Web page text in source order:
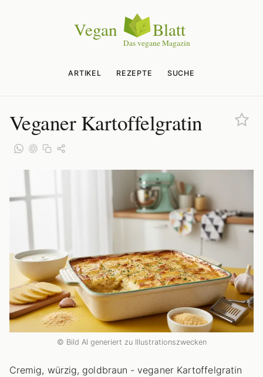
ARTIKEL REZEPTE SUCHE
Veganer Kartoffelgratin
© Bild AI generiert zu Illustrationszwecken
Cremig, würzig, goldbraun - veganer Kartoffelgratin